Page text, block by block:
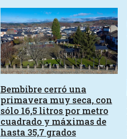
Bembibre cerró una
primavera muy seca, con
sólo 16,5 litros por metro
cuadrado y máximas de
hasta 35,7 grados